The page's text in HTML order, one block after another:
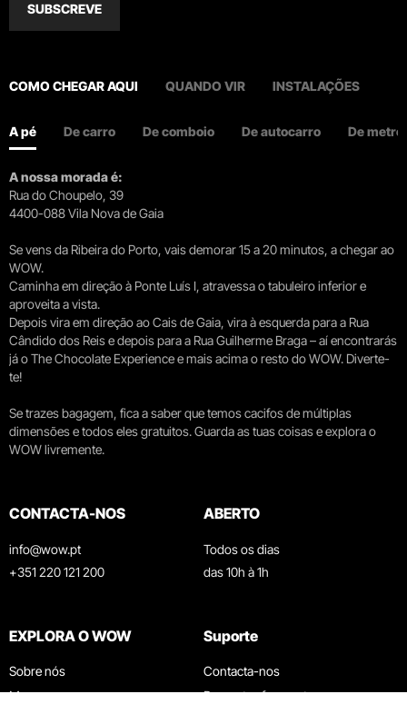
SUBSCREVE
COMO CHEGAR AQUI QUANDO VIR INSTALAÇÕES
A pé De carro De comboio De autocarro De metro
A nossa morada é:
Rua do Choupelo, 39
4400-088 Vila Nova de Gaia
Se vens da Ribeira do Porto, vais demorar 15 a 20 minutos, a chegar ao
WOW.
Caminha em direção à Ponte Luís I, atravessa o tabuleiro inferior e
aproveita a vista.
Depois vira em direção ao Cais de Gaia, vira à esquerda para a Rua
Cândido dos Reis e depois para a Rua Guilherme Braga – aí encontrarás
já o The Chocolate Experience e mais acima o resto do WOW. Diverte-
te!
Se trazes bagagem, fica a saber que temos cacifos de múltiplas
dimensões e todos eles gratuitos. Guarda as tuas coisas e explora o
WOW livremente.
CONTACTA-NOS
info@wow.pt
+351 220 121 200
ABERTO
Todos os dias
das 10h à 1h
EXPLORA O WOW
Sobre nós
Museus
Suporte
Contacta-nos
Perguntas frequentes